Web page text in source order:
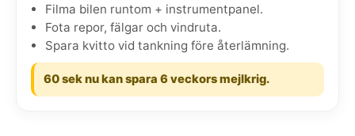
Filma bilen runtom + instrumentpanel.
Fota repor, fälgar och vindruta.
Spara kvitto vid tankning före återlämning.
60 sek nu kan spara 6 veckors mejlkrig.